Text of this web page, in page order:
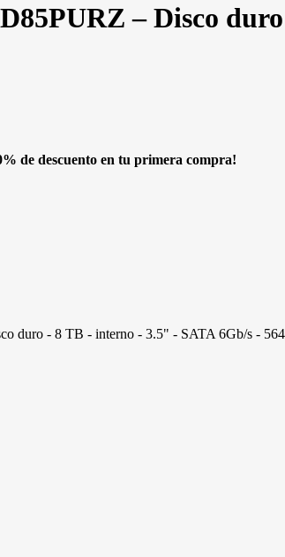
– Disco
de descuento en tu primera compra!
duro - 8 TB - interno - 3.5" - SATA 6Gb/s -